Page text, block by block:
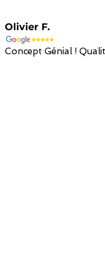
Olivier F.
Concept Génial !